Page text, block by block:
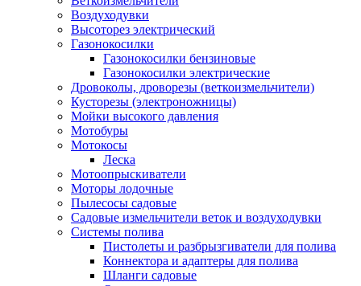
Воздуходувки
Высоторез электрический
Газонокосилки
Газонокосилки бензиновые
Газонокосилки электрические
Дровоколы, дроворезы (веткоизмельчители)
Кусторезы (электроножницы)
Мойки высокого давления
Мотобуры
Мотокосы
Леска
Мотоопрыскиватели
Моторы лодочные
Пылесосы садовые
Садовые измельчители веток и воздуходувки
Системы полива
Пистолеты и разбрызгиватели для полива
Коннектора и адаптеры для полива
Шланги садовые